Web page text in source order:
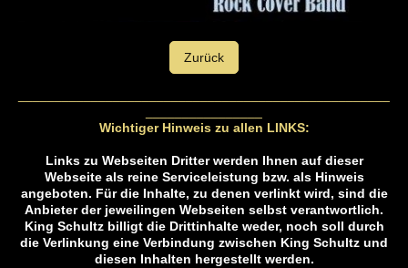
Zurück
Wichtiger Hinweis zu allen LINKS:
Links zu Webseiten Dritter werden Ihnen auf dieser
Webseite als reine Serviceleistung bzw. als Hinweis
angeboten. Für die Inhalte, zu denen verlinkt wird, sind die
Anbieter der jeweilingen Webseiten selbst verantwortlich.
King Schultz billigt die Drittinhalte weder, noch soll durch
die Verlinkung eine Verbindung zwischen King Schultz und
diesen Inhalten hergestellt werden.